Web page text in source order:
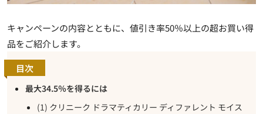
キャンペーンの内容とともに、値引き率50％以上の超お買い得
品をご紹介します。
目次
最大34.5％を得るには
(1) クリニーク ドラマティカリー ディファレント モイス